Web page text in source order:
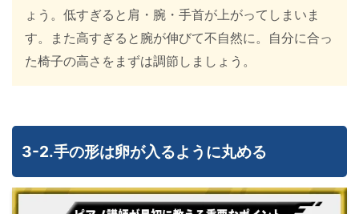
ょう。低すぎると肩・腕・手首が上がってしまいま
す。また高すぎると腕が伸びて不自然に。自分に合っ
た椅子の高さをまずは調節しましょう。
3-2.手の形は卵が入るように丸める